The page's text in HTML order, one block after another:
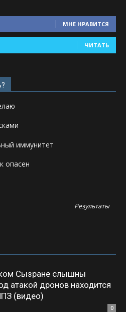
МНЕ НРАВИТСЯ
ЧИТАТЬ
иммунитет
опасен
Результаты
Сызране слышны
атакой дронов находится
(видео)
0